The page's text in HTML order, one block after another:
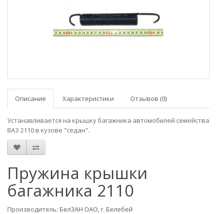
Описание Характеристики Отзывов (0)
Устанавливается на крышку багажника автомобилей семейства
ВАЗ 2110 в кузове "седан".
Пружина крышки
багажника 2110
Производитель: БелЗАН ОАО, г. Белебей